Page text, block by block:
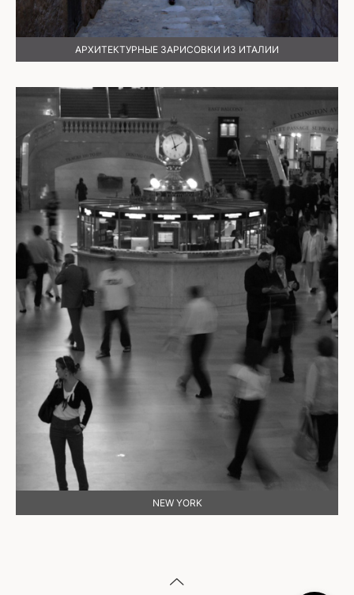
АРХИТЕКТУРНЫЕ ЗАРИСОВКИ ИЗ ИТАЛИИ
NEW YORK